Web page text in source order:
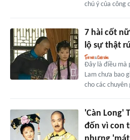
chú ý của công
7 hài cốt
lộ sự thật
Đây là điều mà
Lam chưa bao
cho các chuyên
'Càn Long'
đốn vì con